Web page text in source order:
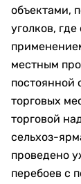
объектами,
уголков,
местным
постоянной
торговых
торговой
сельхоз-
проведено
перебоев с